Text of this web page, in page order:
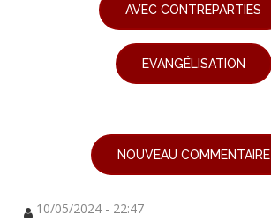
AVEC CONTREPARTIES
EVANGÉLISATION
NOUVEAU COMMENTAIRE
10/05/2024 - 22:47